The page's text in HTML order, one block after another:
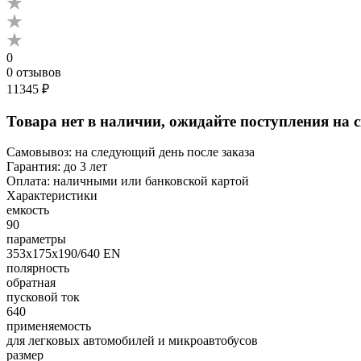
0
0 отзывов
11345 ₽
Товара нет в наличии, ожидайте поступления на
Самовывоз: на следующий день после заказа
Гарантия: до 3 лет
Оплата: наличными или банковской картой
Характеристики
емкость
90
параметры
353х175х190/640 EN
полярность
обратная
пусковой ток
640
применяемость
для легковых автомобилей и микроавтобусов
размер